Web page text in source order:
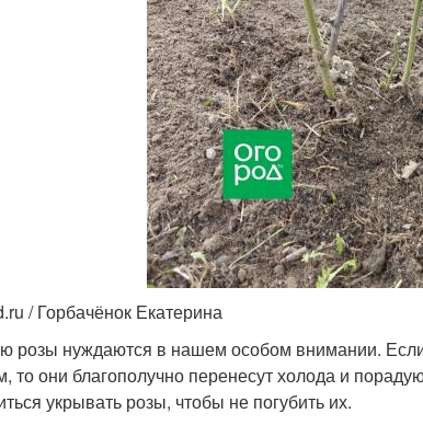
/ Горбачёнок Екатерина
розы нуждаются в нашем особом внимании.
то они благополучно перенесут холода и
укрывать розы, чтобы не погубить их.